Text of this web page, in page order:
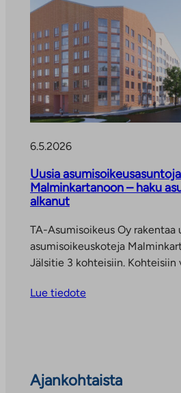
6.5.2026
Uusia
Malminkartanoon – haku
alkanut
TA-Asumisoikeus Oy rakentaa
asumisoikeuskoteja
Jälsitie 3 kohteisiin. Kohteisiin
Lue tiedote
ajankohtaiset
Ajankohtaista